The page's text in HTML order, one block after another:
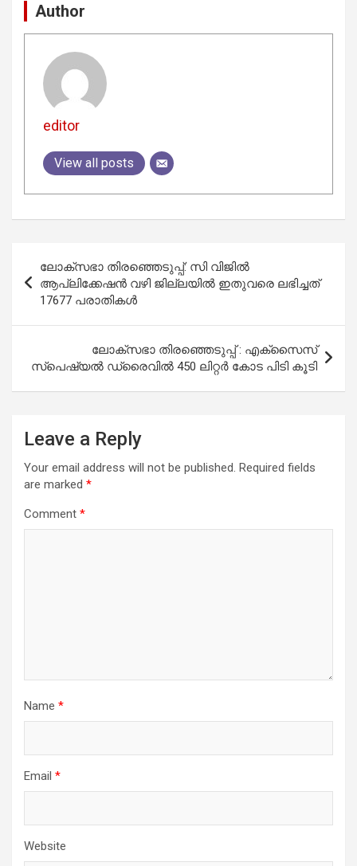
Author
editor
View all posts
navigation
ലോക്സഭാ തിരഞ്ഞെടുപ്പ്: സി വിജില്‍
ആപ്ലിക്കേഷൻ വഴി ജില്ലയിൽ ഇതുവരെ ലഭിച്ചത്
17677 പരാതികൾ
ലോക്സഭാ തിരഞ്ഞെടുപ്പ് : എക്സൈസ്
സ്പെഷ്യൽ ഡ്രൈവിൽ 450 ലിറ്റർ കോട പിടി കൂടി
Leave a Reply
Your email address will not be published. Required fields
are marked *
Comment *
Name *
Email *
Website